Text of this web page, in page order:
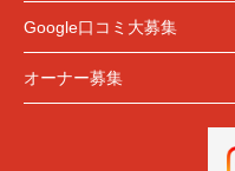
Google口コミ大募集
オーナー募集